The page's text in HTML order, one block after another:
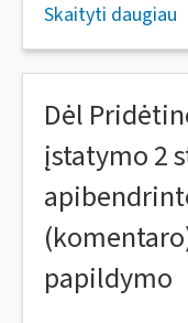
Skaityti daugiau
Dėl
įstatymo 2
papildymo